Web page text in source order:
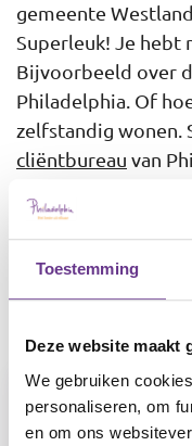
Toestemming
Deze website maakt
We gebruiken
personaliseren, om
en om ons
gemeente
Superleuk! Je hebt
Bijvoorbeeld over
Philadelphia. Of
zelfstandig wonen.
cliëntbureau van
openingstijden.